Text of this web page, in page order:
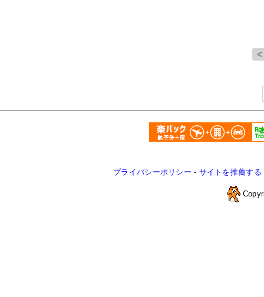
プライバシーポリシー - サイトを推薦する